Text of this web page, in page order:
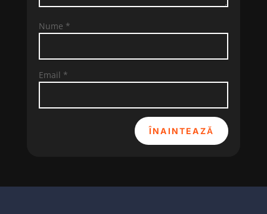
Nume *
Email *
ÎNAINTEAZĂ